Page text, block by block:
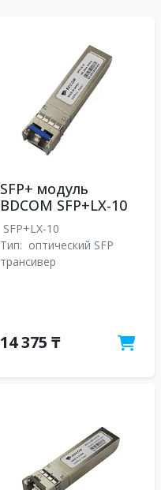
SFP+ модуль
BDCOM SFP+LX-10
SFP+LX-10
Тип: оптический SFP
трансивер
14 375 ₸